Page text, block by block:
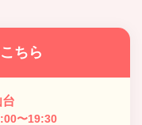
ちら
〜19:30